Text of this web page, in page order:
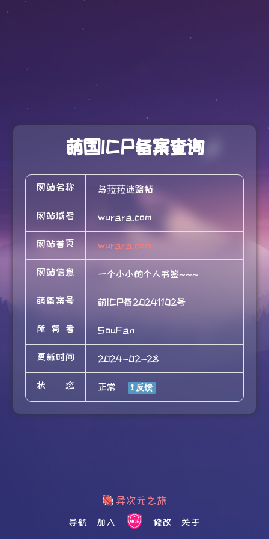
萌国ICP备案查询
网站名称 乌菈菈迷路帖
网站域名 wurara.com
网站首页 wurara.com
网站信息 一个小小的个人书签~~~
萌备案号 萌ICP备20241102号
所有者 SouFan
更新时间 2024-02-28
状态 正常
导航 加入 修改 关于